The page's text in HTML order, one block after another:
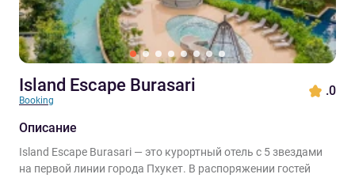
Island Escape Burasari
Booking
.0
Описание
Island Escape Burasari — это курортный отель с 5 звездами
на первой линии города Пхукет. В распоряжении гостей